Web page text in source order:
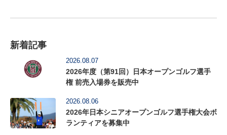
新着記事
2026.08.07
2026年度（第91回）日本オープンゴルフ選手
権 前売入場券を販売中
2026.08.06
2026年日本シニアオープンゴルフ選手権大会ボ
ランティアを募集中